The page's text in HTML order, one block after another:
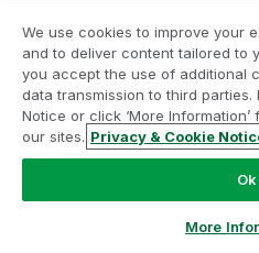
Kaydırma Çubuğu
kaydırma çubuğu
hem de göreceli
Kaydırma Stili:
Aşağı açılan
kaydırma çubuğu
sürgülerine karşılık
Üçüncü stil olanAçık
Analiz Modernleştirme
Analiz Modernleştirme
uygulamalarınızı ödün
ulaşmak
ampquestions@qlik.com
We use cookies to improve your
and to deliver content tailored to
you accept the use of additional
data transmission to third parties.
Notice or click ‘More
our sites. Privacy & Cookie
Ok
More